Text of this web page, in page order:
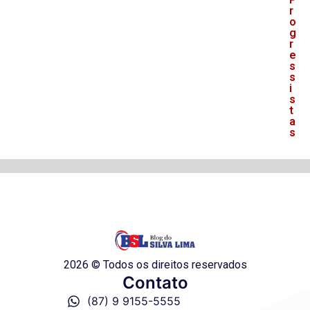
r
o
g
r
e
s
s
i
s
t
a
s
2026 © Todos os direitos reservados
Contato
(87) 9 9155-5555